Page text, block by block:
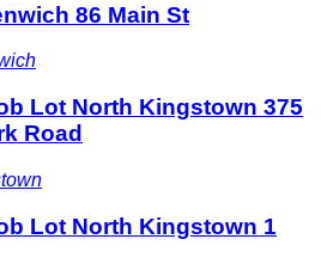
86 Main St
Lot North Kingstown 375
Road
Lot North Kingstown 1